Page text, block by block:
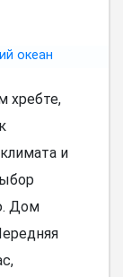
хребте,
и
Дом